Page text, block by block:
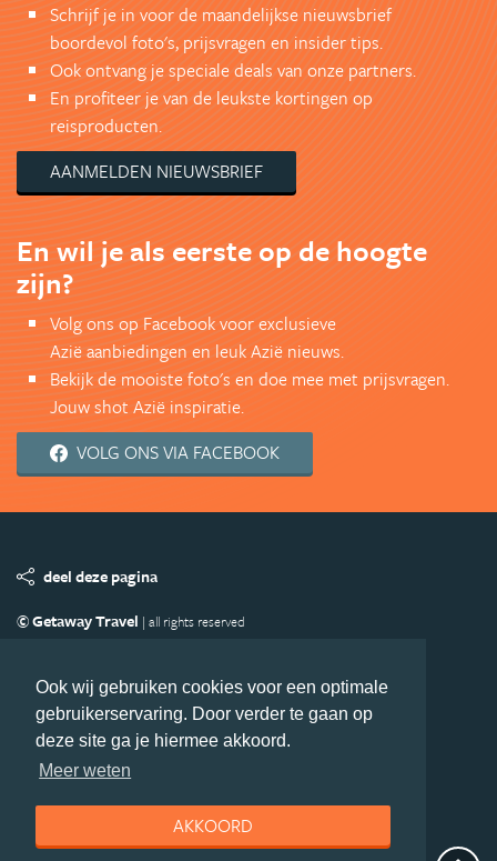
Ook wij gebruiken cookies voor een optimale
gebruikerservaring. Door verder te gaan op
deze site ga je hiermee akkoord.
Meer weten
AKKOORD
Schrijf je in voor de maandelijkse nieuwsbrief
boordevol foto's, prijsvragen en insider tips.
Ook ontvang je speciale deals van onze partners.
En profiteer je van de leukste kortingen op
reisproducten.
AANMELDEN NIEUWSBRIEF
En wil je als eerste op de hoogte
zijn?
Volg ons op Facebook voor exclusieve
Azië aanbiedingen en leuk Azië nieuws.
Bekijk de mooiste foto's en doe mee met prijsvragen.
Jouw shot Azië inspiratie.
VOLG ONS VIA FACEBOOK
deel deze pagina
© Getaway Travel | all rights reserved
Copyright
Privacy statement Disclaimer
Cookies
Volg Azie.nl
Nieuwsbrief
Facebook